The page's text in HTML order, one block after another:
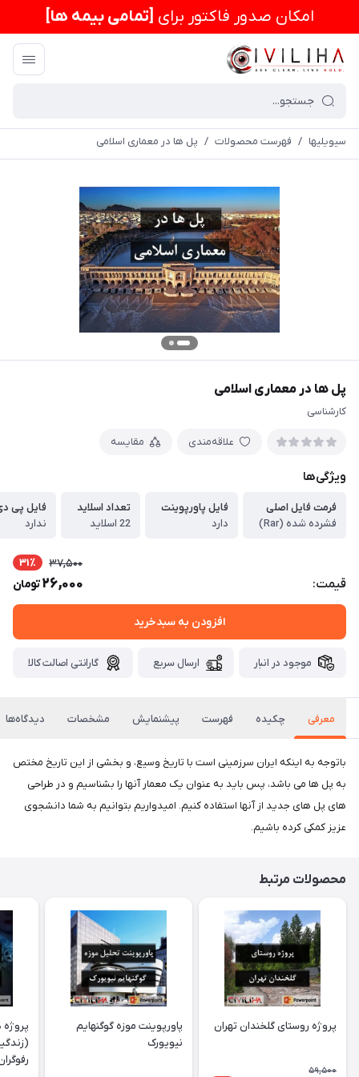
امكان صدور فاکتور برای [تمامی بیمه ها]
سیویلیها / فهرست محصولات / پل ها در معماری اسلامی
پل ها در معماری اسلامی
کارشناسی
علاقه‌مندی مقایسه
ویژگی‌ها
فرمت فایل اصلی
فشرده شده (Rar)
فایل پاورپوینت
دارد
تعداد اسلاید
22 اسلاید
فایل پی
ندارد
قیمت:
37,500 31٪
26,000تومان
افزودن به سبدخرید
موجود در انبار ارسال سریع گارانتی اصالت کالا
معرفی چکیده فهرست پیشنمایش مشخصات دیدگاه‌ها
باتوجه به اینکه ایران سرزمینی است با تاریخ وسیع، و بخشی از این تاریخ مختص
به پل ها می باشد، پس باید به عنوان یک معمار آنها را بشناسیم و در طراحی
های پل های جدید از آنها استفاده کنیم. امیدواریم بتوانیم به شما دانشجوی
عزیز کمکی کرده باشیم‌.
محصولات مرتبط
پروژه روستای گلخندان تهران
59,500
پاورپوینت موزه گوگنهایم
نیویورک
پروژه